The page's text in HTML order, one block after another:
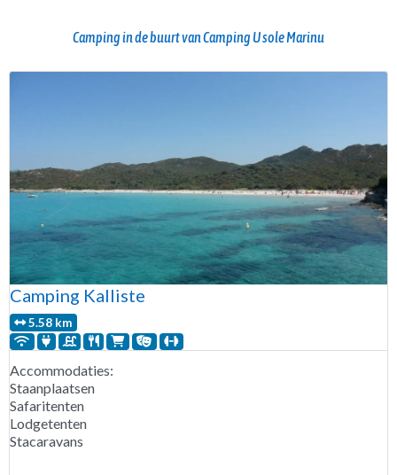
Camping in de buurt van Camping U sole Marinu
Camping Kalliste
5.58 km
Accommodaties:
Staanplaatsen
Safaritenten
Lodgetenten
Stacaravans